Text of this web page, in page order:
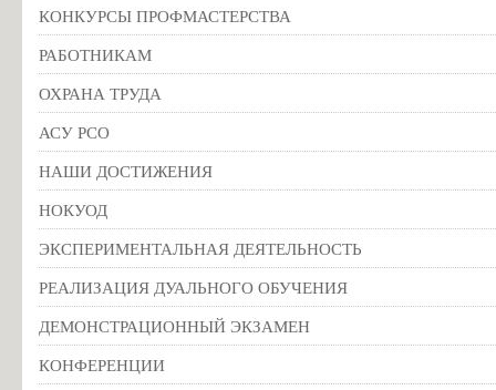
КОНКУРСЫ ПРОФМАСТЕРСТВА
РАБОТНИКАМ
ОХРАНА ТРУДА
АСУ РСО
НАШИ ДОСТИЖЕНИЯ
НОКУОД
ЭКСПЕРИМЕНТАЛЬНАЯ ДЕЯТЕЛЬНОСТЬ
РЕАЛИЗАЦИЯ ДУАЛЬНОГО ОБУЧЕНИЯ
ДЕМОНСТРАЦИОННЫЙ ЭКЗАМЕН
КОНФЕРЕНЦИИ